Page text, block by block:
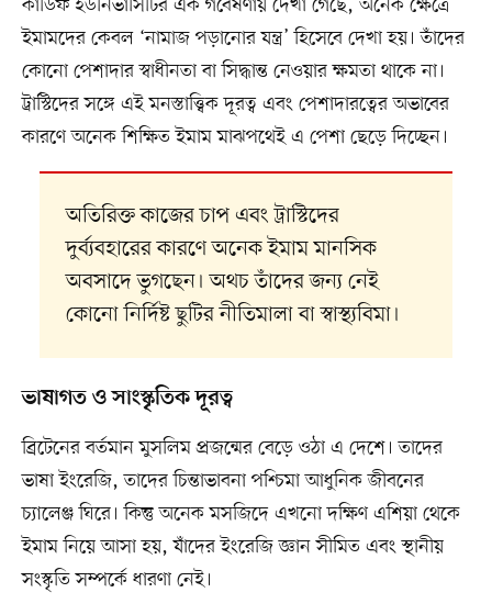
ইমামদের কেবল ‘নামাজ পড়ানোর যন্ত্র’ হিসেবে দেখা হয়। তাঁদের
কোনো পেশাদার স্বাধীনতা বা সিদ্ধান্ত নেওয়ার ক্ষমতা থাকে না।
ট্রাস্টিদের সঙ্গে এই মনস্তাত্ত্বিক দূরত্ব এবং পেশাদারত্বের অভাবের
কারণে অনেক শিক্ষিত ইমাম মাঝপথেই এ পেশা ছেড়ে দিচ্ছেন।
অতিরিক্ত কাজের চাপ এবং ট্রাস্টিদের
দুর্ব্যবহারের কারণে অনেক ইমাম মানসিক
অবসাদে ভুগছেন। অথচ তাঁদের জন্য নেই
কোনো নির্দিষ্ট ছুটির নীতিমালা বা স্বাস্থ্যবিমা।
ভাষাগত ও সাংস্কৃতিক দূরত্ব
ব্রিটেনের বর্তমান মুসলিম প্রজন্মের বেড়ে ওঠা এ দেশে। তাদের
ভাষা ইংরেজি, তাদের চিন্তাভাবনা পশ্চিমা আধুনিক জীবনের
চ্যালেঞ্জ ঘিরে। কিন্তু অনেক মসজিদে এখনো দক্ষিণ এশিয়া থেকে
ইমাম নিয়ে আসা হয়, যাঁদের ইংরেজি জ্ঞান সীমিত এবং স্থানীয়
সংস্কৃতি সম্পর্কে ধারণা নেই।